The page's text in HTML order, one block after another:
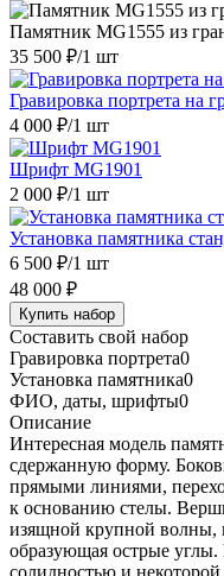
Памятник MG1555 из
35 500 ₽/1 шт
Гравировка портрета на
4 000 ₽/1 шт
Шрифт MG1901
2 000 ₽/1 шт
Установка памятника
6 500 ₽/1 шт
48 000 ₽
Купить набор
Составить свой набор
Гравировка портрета0
Установка памятника0
ФИО, даты, шрифты0
Описание
Интересная модель
сдержанную форму.
прямыми линиями,
к основанию стелы.
изящной крупной волны,
образующая острые
солидностью и